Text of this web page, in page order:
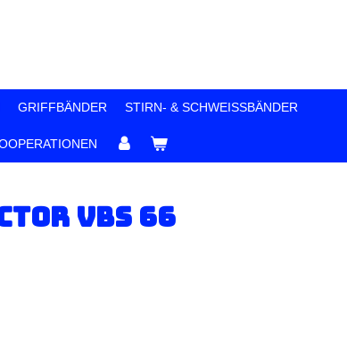
GRIFFBÄNDER STIRN- & SCHWEISSBÄNDER
VBS 66